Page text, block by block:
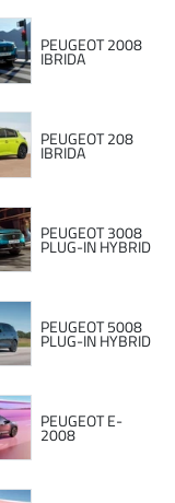
PEUGEOT 2008
IBRIDA
PEUGEOT 208
IBRIDA
PEUGEOT 3008
PLUG-IN HYBRID
PEUGEOT 5008
PLUG-IN HYBRID
PEUGEOT E-
2008